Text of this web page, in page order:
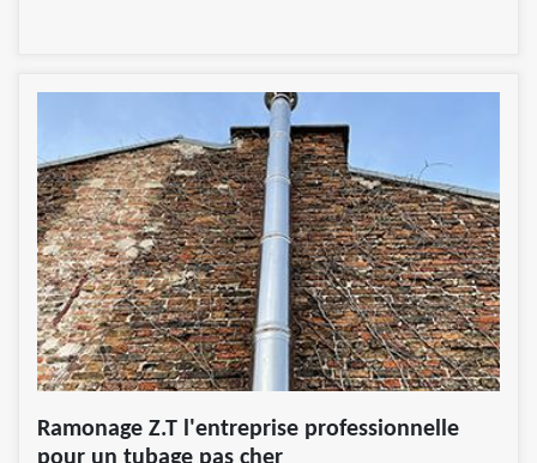
Ramonage Z.T l'entreprise professionnelle